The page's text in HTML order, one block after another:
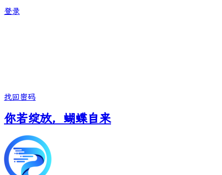
登录
找回密码
你若绽放，蝴蝶自来